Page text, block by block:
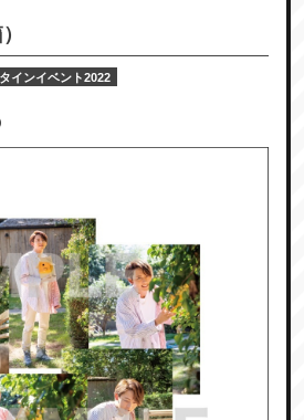
インイベント2022